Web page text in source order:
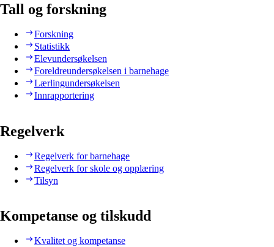
Tall og forskning
Forskning
Statistikk
Elevundersøkelsen
Foreldreundersøkelsen i barnehage
Lærlingundersøkelsen
Innrapportering
Regelverk
Regelverk for barnehage
Regelverk for skole og opplæring
Tilsyn
Kompetanse og tilskudd
Kvalitet og kompetanse